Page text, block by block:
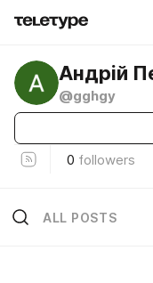
Андрій
@gghgy
0 followers
ALL POSTS